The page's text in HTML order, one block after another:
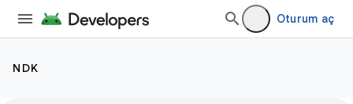
Oturum aç
NDK